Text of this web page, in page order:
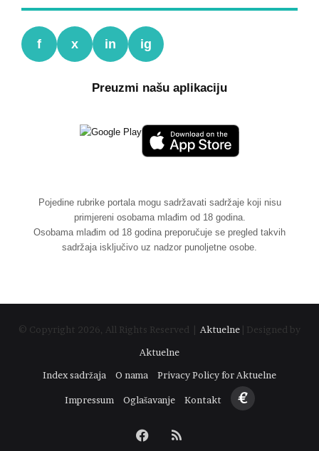
f x in ig
Preuzmi našu aplikaciju
Pojedine rubrike portala mogu sadržavati sadržaje koji nisu
primjereni osobama mlađim od 18 godina.
Osobama mlađim od 18 godina preporučuje se pregled takvih
sadržaja isključivo uz nadzor punoljetne osobe.
© Copyright 2026, All Rights Reserved | Aktuelne | Designed by
Aktuelne
Index sadržaja
O nama Privacy Policy for Aktuelne
Impressum Oglašavanje Kontakt €
Facebook